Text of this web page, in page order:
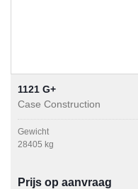
1121 G+
Case Construction
Gewicht
28405 kg
Prijs op aanvraag